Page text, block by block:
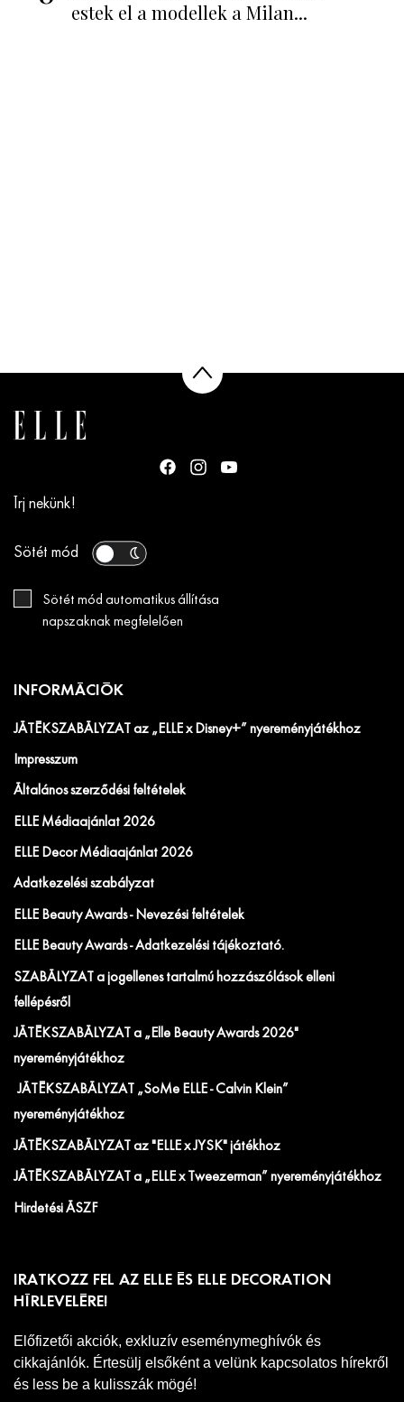
estek el a modellek a Milan...
Írj nekünk!
Sötét mód
Sötét mód automatikus állítása
napszaknak megfelelően
INFORMÁCIÓK
JÁTÉKSZABÁLYZAT az „ELLE x Disney+” nyereményjátékhoz
Impresszum
Általános szerződési feltételek
ELLE Médiaajánlat 2026
ELLE Decor Médiaajánlat 2026
Adatkezelési szabályzat
ELLE Beauty Awards - Nevezési feltételek
ELLE Beauty Awards - Adatkezelési tájékoztató.
SZABÁLYZAT a jogellenes tartalmú hozzászólások elleni
fellépésről
JÁTÉKSZABÁLYZAT a „Elle Beauty Awards 2026"
nyereményjátékhoz
JÁTÉKSZABÁLYZAT „SoMe ELLE - Calvin Klein”
nyereményjátékhoz
JÁTÉKSZABÁLYZAT az "ELLE x JYSK" játékhoz
JÁTÉKSZABÁLYZAT a „ELLE x Tweezerman” nyereményjátékhoz
Hirdetési ÁSZF
IRATKOZZ FEL AZ ELLE ÉS ELLE DECORATION
HÍRLEVELÉRE!
Előfizetői akciók, exkluzív eseménymeghívók és
cikkajánlók. Értesülj elsőként a velünk kapcsolatos hírekről
és less be a kulisszák mögé!